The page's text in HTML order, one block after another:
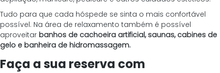
Tudo para que cada hóspede se sinta o mais confortável
possível. Na área de relaxamento também é possível
aproveitar banhos de cachoeira artificial, saunas, cabines de
gelo e banheira de hidromassagem.
Faça a sua reserva com